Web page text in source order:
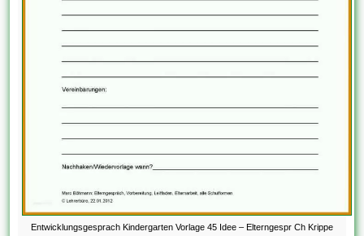
Entwicklungsgesprach Kindergarten Vorlage 45 Idee – Elterngespr Ch Krippe